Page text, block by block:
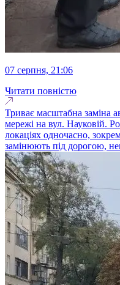
07 серпня, 21:06
Читати повністю
Триває масштабна заміна
мережі на вул. Науковій.
локаціях одночасно,
замінюють під дорогою,